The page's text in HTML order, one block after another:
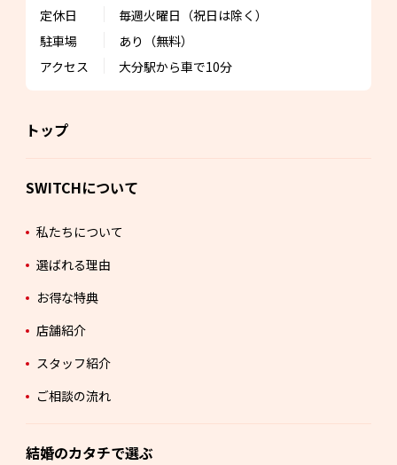
定休日
毎週火曜日 （祝日は除く）
駐車場
あり（無料）
アクセス
大分駅から車で10分
トップ
SWITCHについて
私たちについて
選ばれる理由
お得な特典
店舗紹介
スタッフ紹介
ご相談の流れ
結婚のカタチで選ぶ